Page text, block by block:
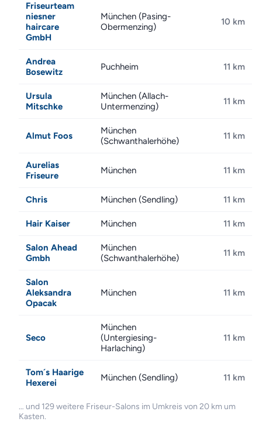
Friseurteam
niesner
haircare
GmbH
München (Pasing-
Obermenzing)
10 km
Andrea
Bosewitz
Puchheim 11 km
Ursula
Mitschke
München (Allach-
Untermenzing)
11 km
Almut Foos
München
(Schwanthalerhöhe)
11 km
Aurelias
Friseure
München 11 km
Chris München (Sendling) 11 km
Hair Kaiser München 11 km
Salon Ahead
Gmbh
München
(Schwanthalerhöhe)
11 km
Salon
Aleksandra
Opacak
München 11 km
Seco
München
(Untergiesing-
Harlaching)
11 km
Tom´s Haarige
Hexerei
München (Sendling) 11 km
… und 129 weitere Friseur-Salons im Umkreis von 20 km um
Kasten.